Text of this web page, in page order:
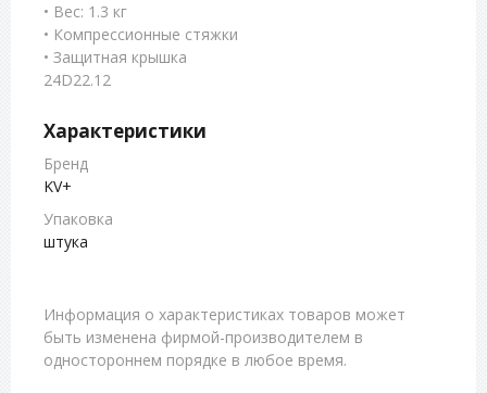
• Вес: 1.3 кг
• Компрессионные стяжки
• Защитная крышка
24D22.12
Характеристики
Бренд
KV+
Упаковка
штука
Информация о характеристиках товаров может
быть изменена фирмой-производителем в
одностороннем порядке в любое время.